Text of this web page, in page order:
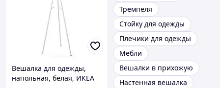
Вешалка для одежды,
напольная, белая, ИКЕА
Тремпеля
Стойку для одежды
Плечики для одежды
Мебли
Вешалки в прихожую
Настенная вешалка